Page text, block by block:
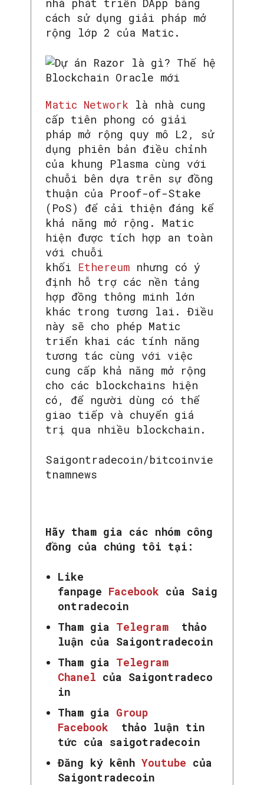
cách sử dụng giải pháp mở
rộng lớp 2 của Matic.
Matic Network là nhà cung
cấp tiên phong có giải
pháp mở rộng quy mô L2, sử
dụng phiên bản điều chỉnh
của khung Plasma cùng với
chuỗi bên dựa trên sự đồng
thuận của Proof-of-Stake
(PoS) để cải thiện đáng kể
khả năng mở rộng. Matic
hiện được tích hợp an toàn
với chuỗi
khối Ethereum nhưng có ý
định hỗ trợ các nền tảng
hợp đồng thông minh lớn
khác trong tương lai. Điều
này sẽ cho phép Matic
triển khai các tính năng
tương tác cùng với việc
cung cấp khả năng mở rộng
cho các blockchains hiện
có, để người dùng có thể
giao tiếp và chuyển giá
trị qua nhiều blockchain.
Saigontradecoin/bitcoinvie
tnamnews
Hãy tham gia các nhóm công
đồng của chúng tôi tại:
Like
fanpage Facebook của Saig
ontradecoin
Tham gia Telegram
thảo
luận của Saigontradecoin
Tham gia Telegram
Chanel của Saigontradeco
in
Tham gia Group
Facebook
thảo luận tin
tức của saigotradecoin
Đăng ký kênh Youtube của
Saigontradecoin